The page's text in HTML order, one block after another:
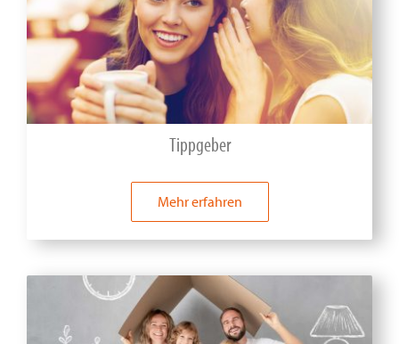
Tippgeber
Mehr erfahren